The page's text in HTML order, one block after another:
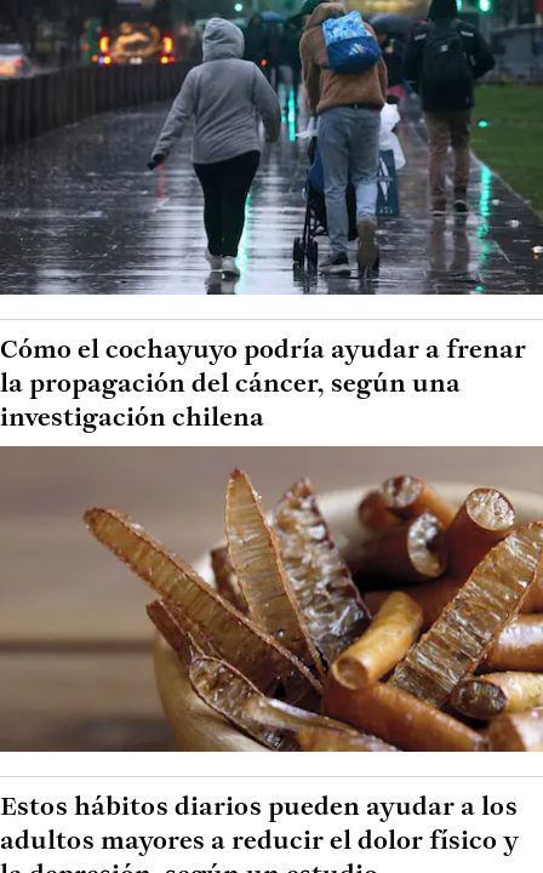
Cómo el cochayuyo podría ayudar a frenar
la propagación del cáncer, según una
investigación chilena
Estos hábitos diarios pueden ayudar a los
adultos mayores a reducir el dolor físico y